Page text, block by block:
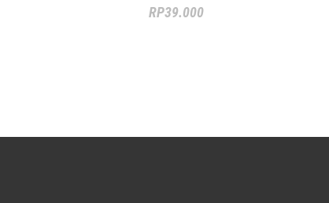
RP39.000